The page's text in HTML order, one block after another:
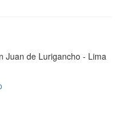
Juan de Lurigancho - Lima